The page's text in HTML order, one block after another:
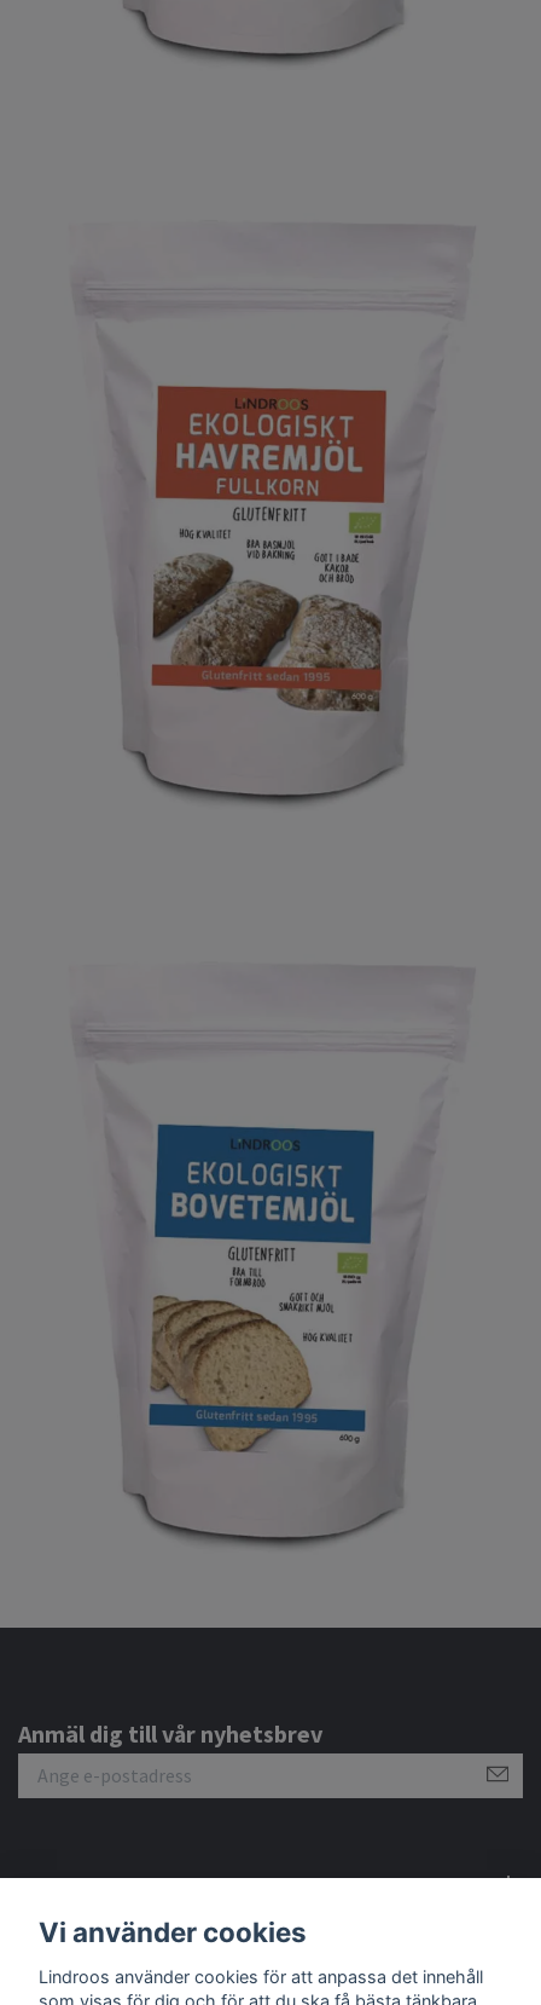
Anmäl dig till vår nyhetsbrev
Sociala medier
Vi använder cookies
Lindroos använder cookies för att anpassa det innehåll
som visas för dig och för att du ska få bästa tänkbara